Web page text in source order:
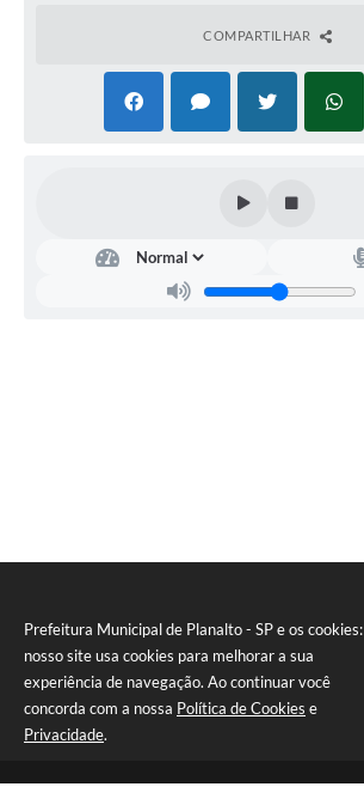
Prefeitura Municipal de Planalto - SP e os cookies:
nosso site usa cookies para melhorar a sua
experiência de navegação. Ao continuar você
concorda com a nossa Política de Cookies e
Privacidade.
COMPARTILHAR